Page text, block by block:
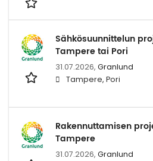
Sähkösuunnittelun
Tampere tai Pori
31.07.2026, Granlund
Tampere, Pori
Rakennuttamisen
Tampere
31.07.2026, Granlund